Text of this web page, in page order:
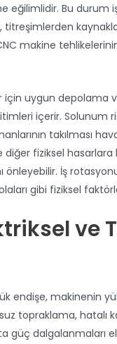
eğilimlidir. Bu
titreşimlerden
makine
için uygun depolama
içerir. Solunum
takılması
fiziksel hasarlara
İş
gibi fiziksel
ve
endişe, makinenin
topraklama, hatalı
dalgalanmaları